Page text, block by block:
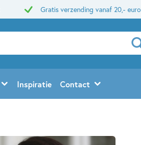
Gratis verzending vanaf 20,- euro
Inspiratie Contact